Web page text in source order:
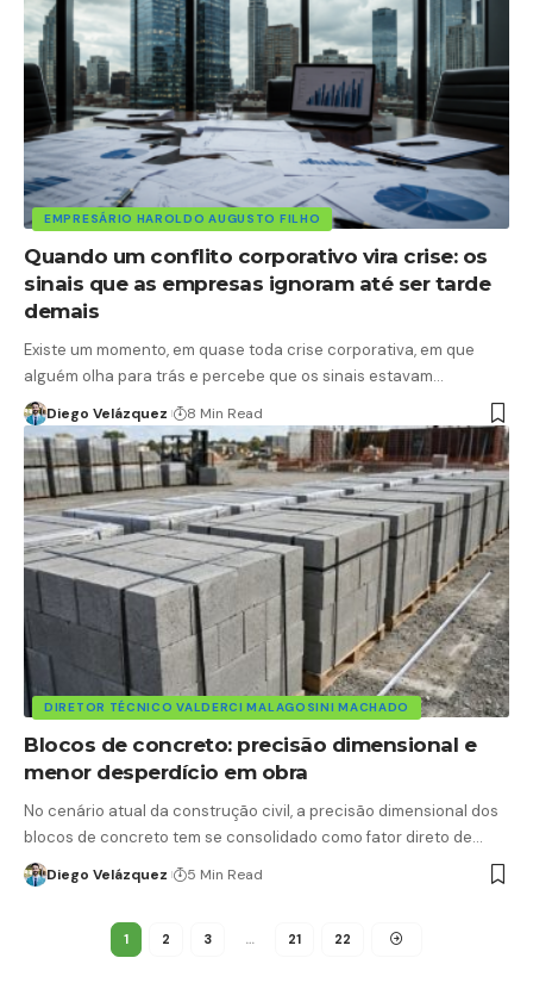
EMPRESÁRIO HAROLDO AUGUSTO FILHO
Quando um conflito corporativo vira crise: os
sinais que as empresas ignoram até ser tarde
demais
Existe um momento, em quase toda crise corporativa, em que
alguém olha para trás e percebe que os sinais estavam…
Diego Velázquez 8 Min Read
DIRETOR TÉCNICO VALDERCI MALAGOSINI MACHADO
Blocos de concreto: precisão dimensional e
menor desperdício em obra
No cenário atual da construção civil, a precisão dimensional dos
blocos de concreto tem se consolidado como fator direto de…
Diego Velázquez 5 Min Read
1 2 3 … 21 22